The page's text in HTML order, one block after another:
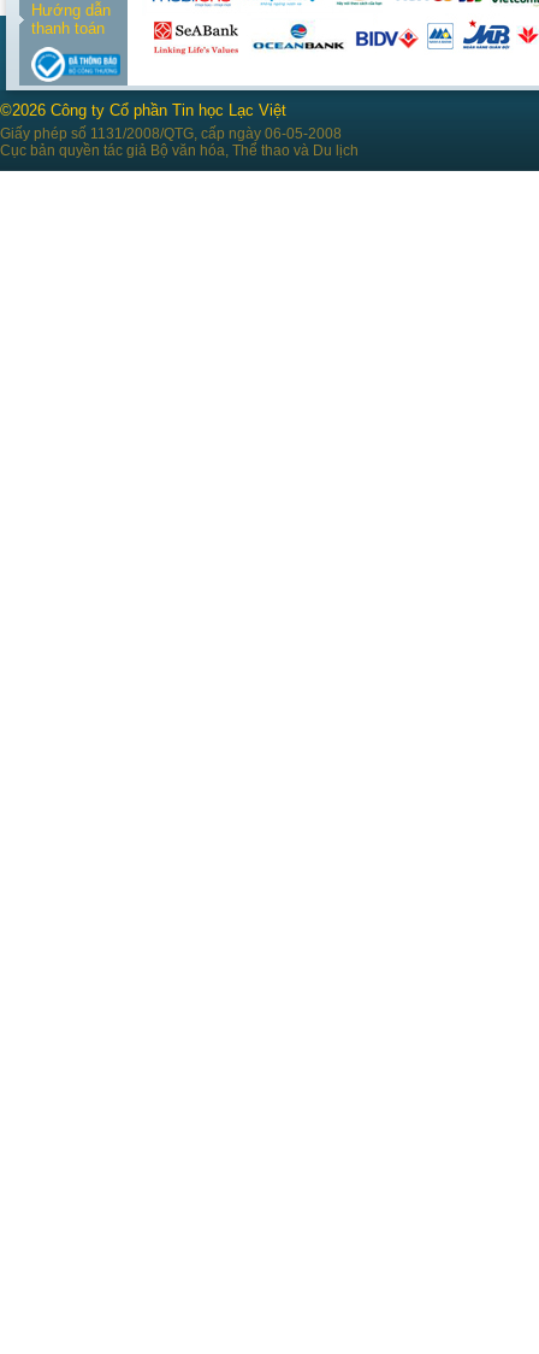
Hướng dẫn
thanh toán
©2026 Công ty Cổ phần Tin học Lạc Việt
Giấy phép số 1131/2008/QTG, cấp ngày 06-05-2008
Cục bản quyền tác giả Bộ văn hóa, Thể thao và Du lịch